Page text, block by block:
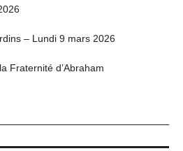
– Lundi 9 mars 2026
Fraternité d’Abraham